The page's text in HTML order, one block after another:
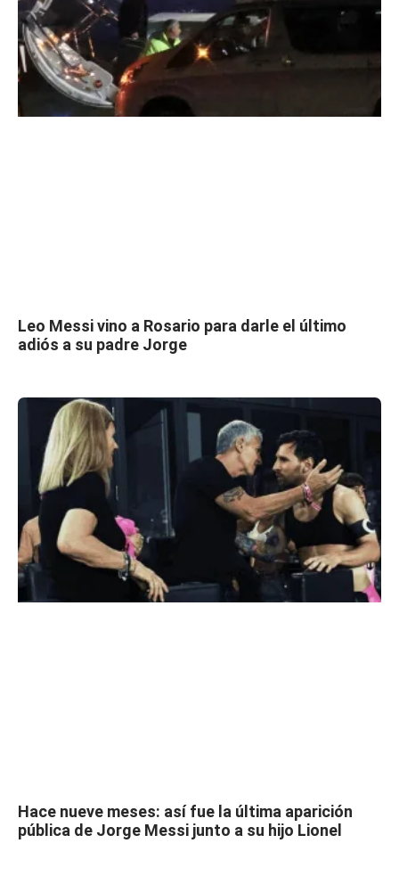
Leo Messi vino a Rosario para darle el último
adiós a su padre Jorge
Hace nueve meses: así fue la última aparición
pública de Jorge Messi junto a su hijo Lionel